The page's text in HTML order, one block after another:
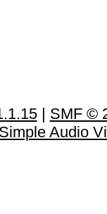
| SMF ©
Simple Audio